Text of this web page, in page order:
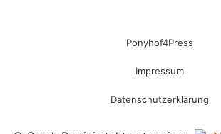
Ponyhof4Press
Impressum
Datenschutzerklärung